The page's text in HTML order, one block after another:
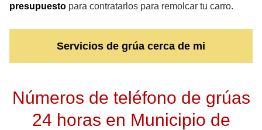
presupuesto para contratarlos para remolcar tu carro.
Servicios de grúa cerca de mi
Números de teléfono de grúas
24 horas en Municipio de